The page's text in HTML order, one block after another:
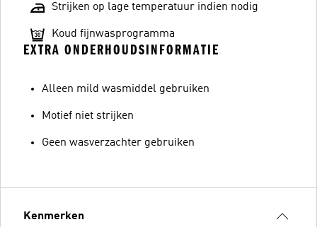
Strijken op lage temperatuur indien nodig
Koud fijnwasprogramma
EXTRA ONDERHOUDSINFORMATIE
Alleen mild wasmiddel gebruiken
Motief niet strijken
Geen wasverzachter gebruiken
Kenmerken